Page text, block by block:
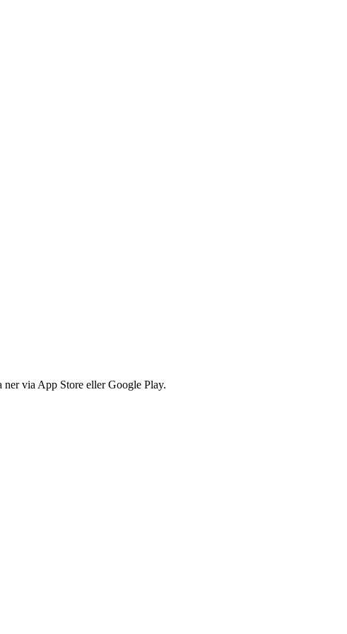
ner via App Store eller Google Play.